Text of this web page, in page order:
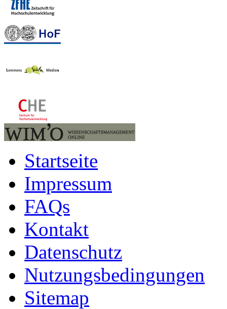
Startseite
Impressum
FAQs
Kontakt
Datenschutz
Nutzungsbedingungen
Sitemap